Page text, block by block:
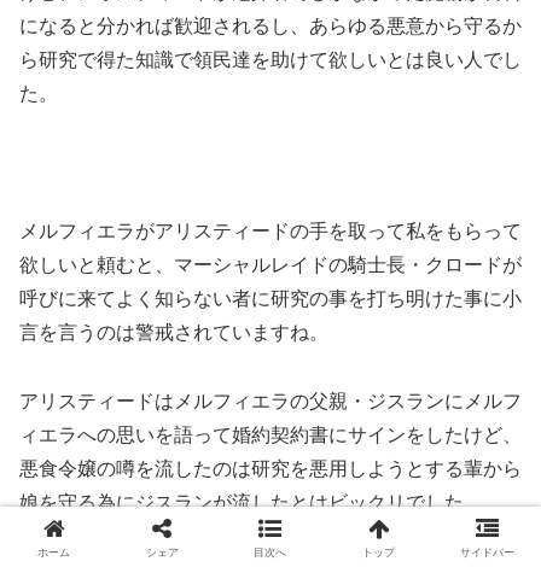
になると分かれば歓迎されるし、あらゆる悪意から守るか
ら研究で得た知識で領民達を助けて欲しいとは良い人でし
た。
メルフィエラがアリスティードの手を取って私をもらって
欲しいと頼むと、マーシャルレイドの騎士長・クロードが
呼びに来てよく知らない者に研究の事を打ち明けた事に小
言を言うのは警戒されていますね。
アリスティードはメルフィエラの父親・ジスランにメルフ
ィエラへの思いを語って婚約契約書にサインをしたけど、
悪食令嬢の噂を流したのは研究を悪用しようとする輩から
娘を守る為にジスランが流したとはビックリでした。
ホーム シェア 目次へ トップ サイドバー